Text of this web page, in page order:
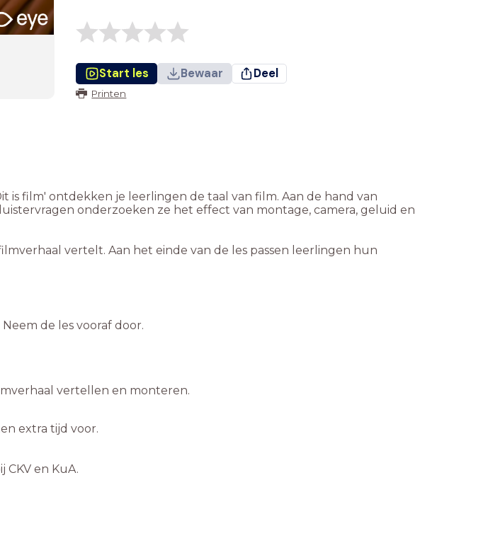
Start les Bewaar Deel
Printen
is film' ontdekken je leerlingen de taal van film. Aan de hand van
onderzoeken ze het effect van montage, camera, geluid en
vertelt. Aan het einde van de les passen leerlingen hun
de les vooraf door.
vertellen en monteren.
extra tijd voor.
CKV en KuA.